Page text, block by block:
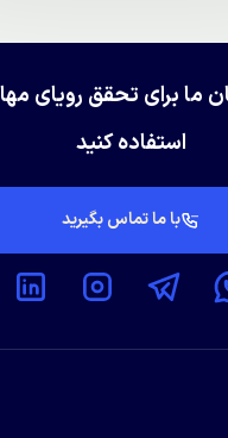
ما برای تحقق رویای
استفاده کنید
با ما تماس بگیرید